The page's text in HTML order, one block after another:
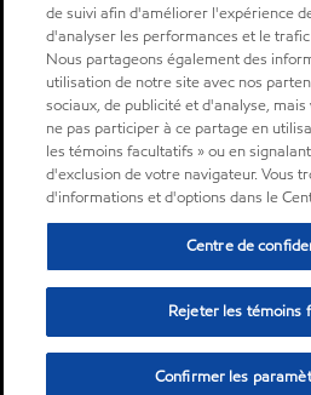
de suivi afin d'améliorer l'expérience
d'analyser les performances et le
Nous partageons également des
utilisation de notre site avec nos
sociaux, de publicité et d'analyse,
ne pas participer à ce partage en
les témoins facultatifs » ou en
d'exclusion de votre navigateur. Vous
d'informations et d'options dans le
Centre de
Rejeter les témoins
Confirmer les